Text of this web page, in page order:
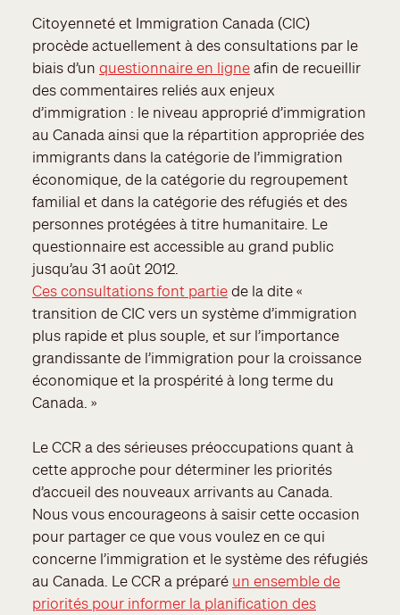
Citoyenneté et Immigration Canada (CIC)
procède actuellement à des consultations par le
biais d’un questionnaire en ligneafin de recueillir
des commentaires reliés aux enjeux
d’immigration : le niveau approprié d’immigration
au Canada ainsi que la répartition appropriée des
immigrants dans la catégorie de l’immigration
économique, de la catégorie du regroupement
familial et dans la catégorie des réfugiés et des
personnes protégées à titre humanitaire. Le
questionnaire est accessible au grand public
jusqu’au 31 août 2012.
Ces consultations font partiede la dite «
transition de CIC vers un système d’immigration
plus rapide et plus souple, et sur l’importance
grandissante de l’immigration pour la croissance
économique et la prospérité à long terme du
Canada. »
Le CCR a des sérieuses préoccupations quant à
cette approche pour déterminer les priorités
d’accueil des nouveaux arrivants au Canada.
Nous vous encourageons à saisir cette occasion
pour partager ce que vous voulez en ce qui
concerne l’immigration et le système des réfugiés
au Canada. Le CCR a préparé un ensemble de
priorités pour informer la planification des